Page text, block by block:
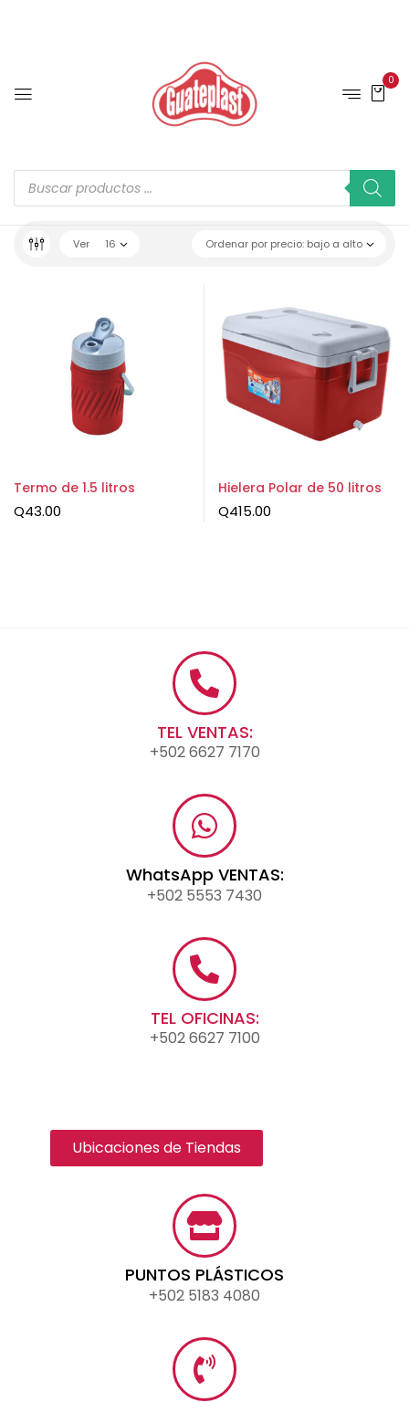
0
Ordenar por precio: bajo a alto
Ver 16
Termo de 1.5 litros
Q43.00
Hielera Polar de 50 litros
Q415.00
TEL VENTAS:
+502 6627 7170
WhatsApp VENTAS:
+502 5553 7430
TEL OFICINAS:
+502 6627 7100
Ubicaciones de Tiendas
PUNTOS PLÁSTICOS
+502 5183 4080